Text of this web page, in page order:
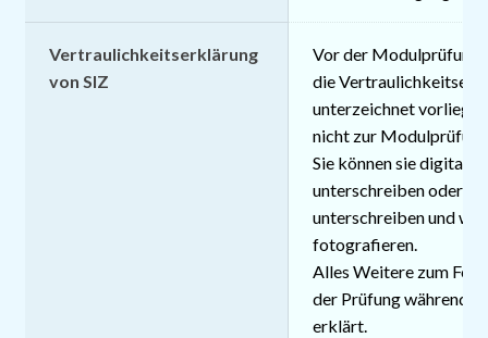
Vertraulichkeitserklärung
von SIZ
Vor der Modulprüfung
die
unterzeichnet
nicht zur
Sie können sie digital
unterschreiben oder
unterschreiben und
fotografieren.
Alles Weitere zum
der Prüfung während
erklärt.